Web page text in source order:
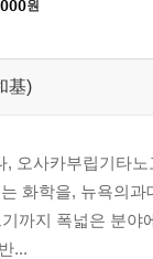
원
基)
, 오사카부립기타
화학을, 뉴욕의
까지 폭넓은 분
...